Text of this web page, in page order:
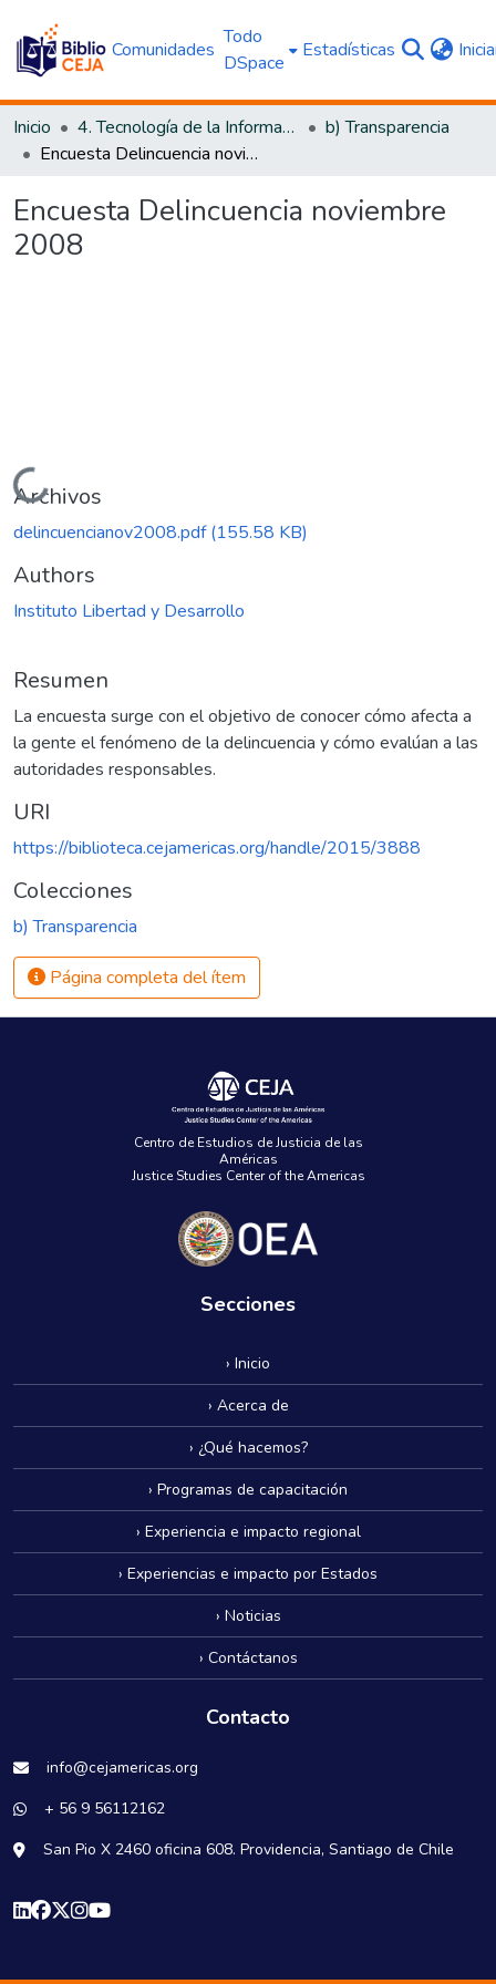
Comunidades
Todo
DSpace
Estadísticas
Inicio 4. Tecnología de la Información y Transparencia
b) Transparencia
Encuesta Delincuencia noviembre 2008
Encuesta Delincuencia noviembre
2008
Cargando...
Archivos
delincuencianov2008.pdf(155.58 KB)
Authors
Instituto Libertad y Desarrollo
Resumen
La encuesta surge con el objetivo de conocer cómo afecta a
la gente el fenómeno de la delincuencia y cómo evalúan a las
autoridades responsables.
URI
https://biblioteca.cejamericas.org/handle/2015/3888
Colecciones
b) Transparencia
Página completa del ítem
Centro de Estudios de Justicia de las
Américas
Justice Studies Center of the Americas
Secciones
› Inicio
› Acerca de
› ¿Qué hacemos?
› Programas de capacitación
› Experiencia e impacto regional
› Experiencias e impacto por Estados
› Noticias
› Contáctanos
Contacto
info@cejamericas.org
+ 56 9 56112162
San Pio X 2460 oficina 608. Providencia, Santiago de Chile